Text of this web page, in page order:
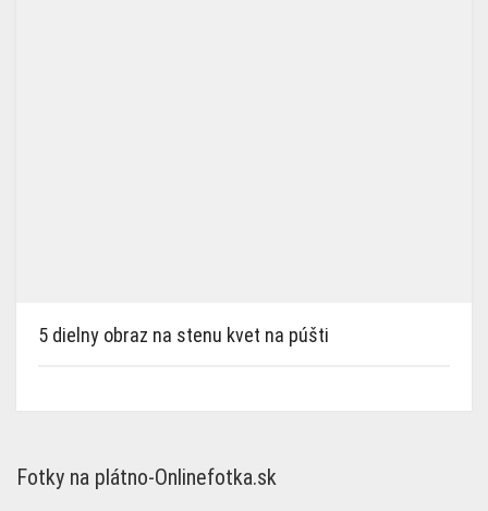
5 dielny obraz na stenu kvet na púšti
Fotky na plátno-Onlinefotka.sk